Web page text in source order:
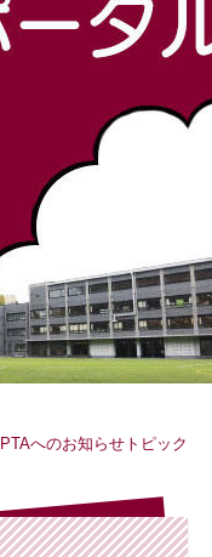
PTAへのお知らせ トピック